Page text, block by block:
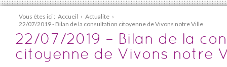
Vous êtes ici : Accueil › Actualite ›
22/07/2019 - Bilan de la consultation citoyenne de Vivons notre Ville
22/07/2019 – Bilan de la
citoyenne de Vivons notre